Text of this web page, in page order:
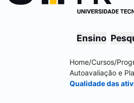
Ensino
Home/Cursos/
Autoavaliação e
Qualidade das